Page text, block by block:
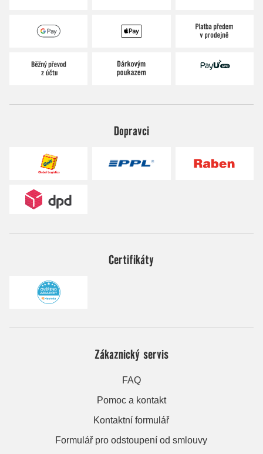
Dopravci
Certifikáty
Zákaznický servis
FAQ
Pomoc a kontakt
Kontaktní formulář
Formulář pro odstoupení od smlouvy